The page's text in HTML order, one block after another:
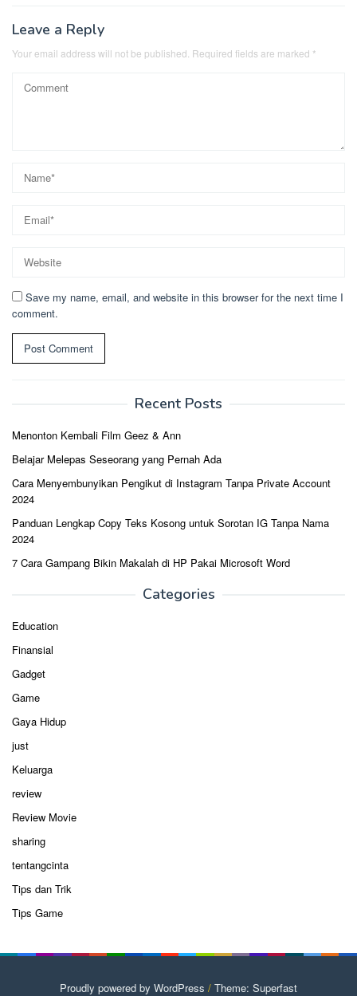
Leave a Reply
Your email address will not be published. Required fields are marked *
Save my name, email, and website in this browser for the next time I
comment.
Recent Posts
Menonton Kembali Film Geez & Ann
Belajar Melepas Seseorang yang Pernah Ada
Cara Menyembunyikan Pengikut di Instagram Tanpa Private Account
2024
Panduan Lengkap Copy Teks Kosong untuk Sorotan IG Tanpa Nama
2024
7 Cara Gampang Bikin Makalah di HP Pakai Microsoft Word
Categories
Education
Finansial
Gadget
Game
Gaya Hidup
just
Keluarga
review
Review Movie
sharing
tentangcinta
Tips dan Trik
Tips Game
Proudly powered by WordPress / Theme: Superfast